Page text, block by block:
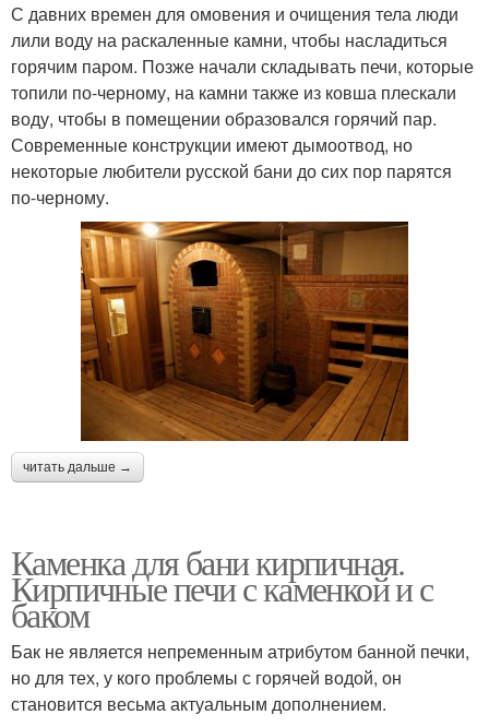
С давних времен для омовения и очищения тела люди
лили воду на раскаленные камни, чтобы насладиться
горячим паром. Позже начали складывать печи, которые
топили по-черному, на камни также из ковша плескали
воду, чтобы в помещении образовался горячий пар.
Современные конструкции имеют дымоотвод, но
некоторые любители русской бани до сих пор парятся
по-черному.
читать дальше →
Каменка для бани кирпичная.
Кирпичные печи с каменкой и с
баком
Бак не является непременным атрибутом банной печки,
но для тех, у кого проблемы с горячей водой, он
становится весьма актуальным дополнением.